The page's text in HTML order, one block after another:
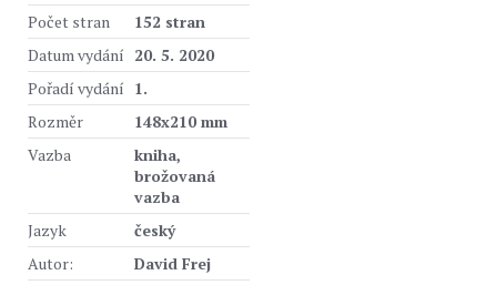
Počet stran
152 stran
Datum vydání 20. 5. 2020
Pořadí vydání 1.
Rozměr
148x210 mm
Vazba
kniha,
brožovaná
vazba
Jazyk
český
Autor:
David Frej